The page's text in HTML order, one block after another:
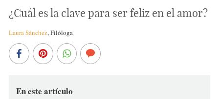
¿Cuál es la clave para ser feliz en el amor?
Laura Sánchez, Filóloga
En este artículo